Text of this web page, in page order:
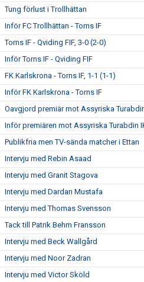
Tung förlust i Trollhättan
Inför FC Trollhättan - Torns IF
Torns IF - Qviding FIF, 3-0 (2-0)
Inför Torns IF - Qviding FIF
FK Karlskrona - Torns IF, 1-1 (1-1)
Inför FK Karlskrona - Torns IF
Oavgjord premiär mot Assyriska
Inför premiären mot Assyriska Turabdin
Publikfria men TV-sända matcher i Ettan
Intervju med Rebin Asaad
Intervju med Granit Stagova
Intervju med Dardan Mustafa
Intervju med Thomas Svensson
Tack till Patrik Behm Fransson
Intervju med Beck Wallgård
Intervju med Noor Zadran
Intervju med Victor Sköld